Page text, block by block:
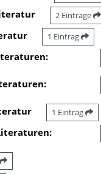
2 Einträge
1 Eintrag
1 Eintrag